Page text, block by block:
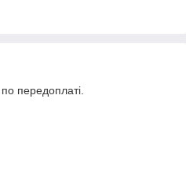
передоплаті.